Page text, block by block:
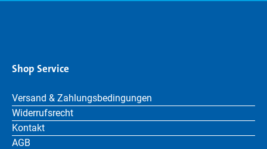
Shop Service
Versand & Zahlungsbedingungen
Widerrufsrecht
Kontakt
AGB